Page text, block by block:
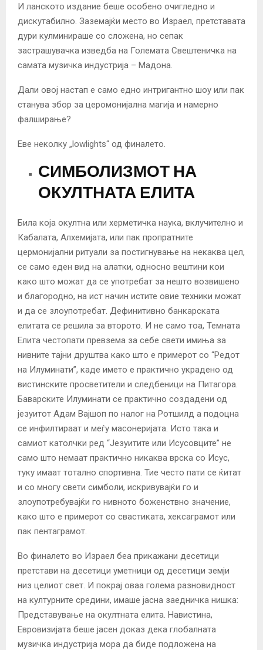
И ланското издание беше особено очигледно и
дискутабилно. Заземајќи место во Израел, претставата
дури кулминираше со сложена, но сепак
застрашувачка изведба на Големата Свештеничка на
самата музичка индустрија – Мадона.
Дали овој настап е само едно интригантно шоу или пак
станува збор за церомонијална магија и намерно
фалширање?
Еве неколку „lowlights“ од финалето.
СИМБОЛИЗМОТ НА
ОКУЛТНАТА ЕЛИТА
Била која окултна или херметичка наука, вклучително и
Кабалата, Алхемијата, или пак пропратните
цермонијални ритуали за постигнување на некаква цел,
се само еден вид на алатки, односно вештини кои
како што можат да се употребат за нешто возвишено
и благородно, на ист начин истите овие техники можат
и да се злоупотребат. Дефинитивно банкарската
елитата се решила за второто. И не само тоа, Темната
Елита честопати превзема за себе свети имиња за
нивните тајни друштва како што е примерот со “Редот
на Илуминати”, каде името е практично украдено од
вистинските просветители и следбеници на Питагора.
Баварските Илуминати се практично создадени од
језуитот Адам Вајшоп по налог на Ротшилд а подоцна
се инфилтираат и меѓу масонеријата. Исто така и
самиот католчки ред “Језуитите или Исусовците” не
само што немаат практично никаква врска со Исус,
туку имаат тотално спортивна. Тие често пати се ќитат
и со многу свети симболи, искривувајќи го и
злоупотребувајќи го нивното боженствно значение,
како што е примерот со свастиката, хексаграмот или
пак пентаграмот.
Во финалето во Израел беа прикажани десетици
претстави на десетици уметници од десетици земји
низ целиот свет. И покрај оваа голема разновидност
на културните средини, имаше јасна заедничка нишка:
Представување на окултната елита. Навистина,
Евровизијата беше јасен доказ дека глобалната
музичка индустрија мора да биде подложена на